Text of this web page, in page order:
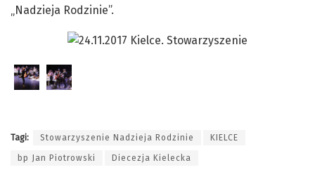
„Nadzieja Rodzinie”.
Tagi: Stowarzyszenie Nadzieja Rodzinie KIELCE
bp Jan Piotrowski Diecezja Kielecka